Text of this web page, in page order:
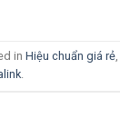
in Hiệu chuẩn giá rẻ